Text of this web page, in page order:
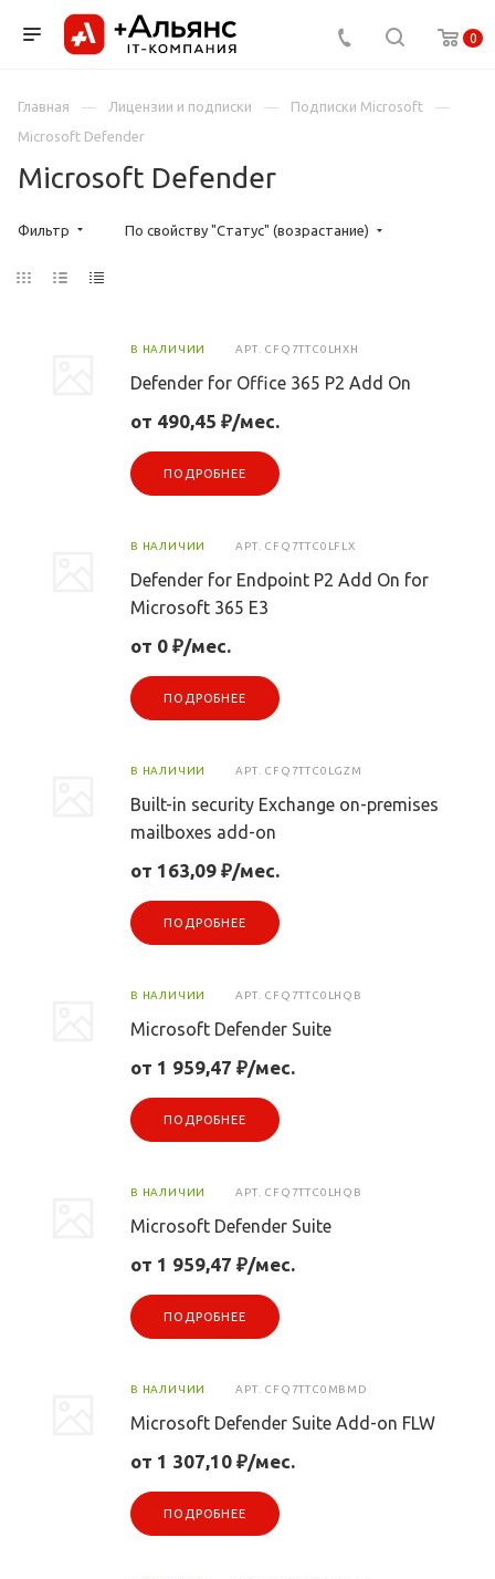
0
Главная Лицензии и подписки
Подписки Microsoft
Microsoft Defender
Microsoft Defender
Фильтр По свойству "Статус" (возрастание)
В НАЛИЧИИ АРТ. CFQ7TTC0LHXH
Defender for Office 365 P2 Add On
от 490,45 ₽/мес.
ПОДРОБНЕЕ
В НАЛИЧИИ АРТ. CFQ7TTC0LFLX
Defender for Endpoint P2 Add On for
Microsoft 365 E3
от 0 ₽/мес.
ПОДРОБНЕЕ
В НАЛИЧИИ АРТ. CFQ7TTC0LGZM
Built-in security Exchange on-premises
mailboxes add-on
от 163,09 ₽/мес.
ПОДРОБНЕЕ
В НАЛИЧИИ АРТ. CFQ7TTC0LHQB
Microsoft Defender Suite
от 1 959,47 ₽/мес.
ПОДРОБНЕЕ
В НАЛИЧИИ АРТ. CFQ7TTC0LHQB
Microsoft Defender Suite
от 1 959,47 ₽/мес.
ПОДРОБНЕЕ
В НАЛИЧИИ АРТ. CFQ7TTC0MBMD
Microsoft Defender Suite Add-on FLW
от 1 307,10 ₽/мес.
ПОДРОБНЕЕ